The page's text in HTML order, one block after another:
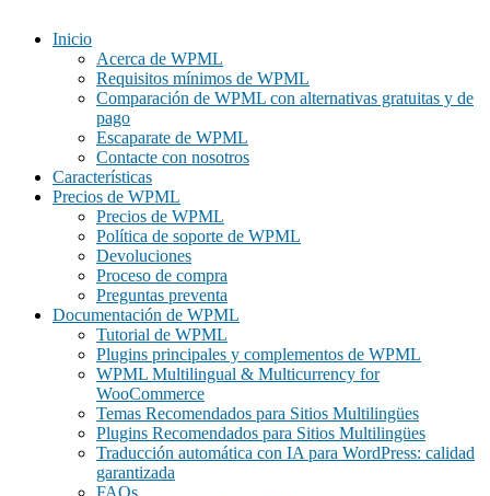
Inicio
Acerca de WPML
Requisitos mínimos de WPML
Comparación de WPML con alternativas gratuitas y de
pago
Escaparate de WPML
Contacte con nosotros
Características
Precios de WPML
Precios de WPML
Política de soporte de WPML
Devoluciones
Proceso de compra
Preguntas preventa
Documentación de WPML
Tutorial de WPML
Plugins principales y complementos de WPML
WPML Multilingual & Multicurrency for
WooCommerce
Temas Recomendados para Sitios Multilingües
Plugins Recomendados para Sitios Multilingües
Traducción automática con IA para WordPress: calidad
garantizada
FAQs